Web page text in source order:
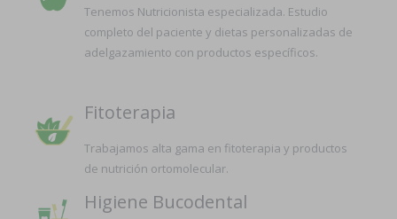
Tenemos Nutricionista especializada. Estudio
completo del paciente y dietas personalizadas de
adelgazamiento con productos específicos.
Fitoterapia
Trabajamos alta gama en fitoterapia y productos
de nutrición ortomolecular.
Higiene Bucodental